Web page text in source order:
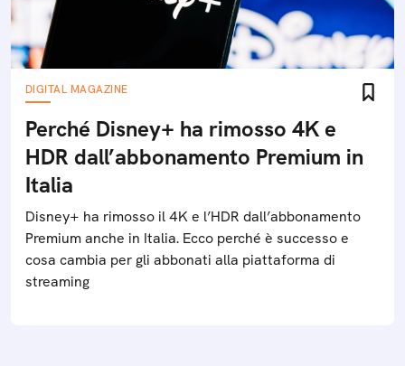
DIGITAL MAGAZINE
Perché Disney+ ha rimosso 4K e
HDR dall’abbonamento Premium in
Italia
Disney+ ha rimosso il 4K e l’HDR dall’abbonamento
Premium anche in Italia. Ecco perché è successo e
cosa cambia per gli abbonati alla piattaforma di
streaming